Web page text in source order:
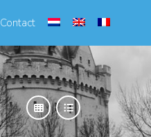
Contact